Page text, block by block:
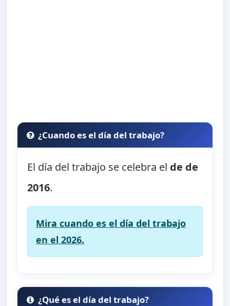
¿Cuando es el día del trabajo?
El día del trabajo se celebra el de de
2016.
Mira cuando es el día del trabajo
en el 2026.
¿Qué es el día del trabajo?